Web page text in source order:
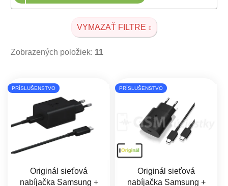
VYMAZAŤ FILTRE
Zobrazených položiek: 11
Výpis produktov
PRÍSLUŠENSTVO
Originál sieťová
nabíjačka Samsung +
PRÍSLUŠENSTVO
Originál sieťová
nabíjačka Samsung +